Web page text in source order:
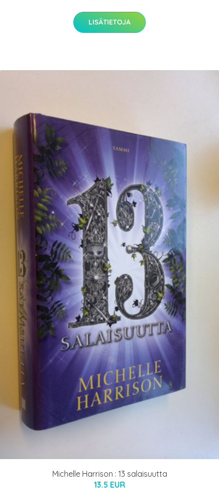
LISÄTIETOJA
Michelle Harrison : 13 salaisuutta
13.5 EUR